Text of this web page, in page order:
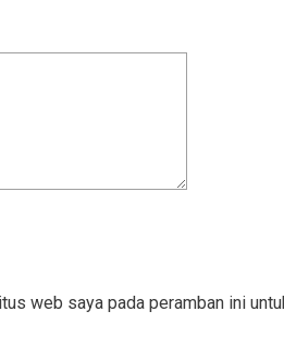
web saya pada peramban ini